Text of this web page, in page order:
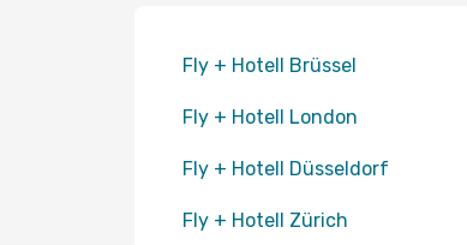
Fly + Hotell Brüssel
Fly + Hotell London
Fly + Hotell Düsseldorf
Fly + Hotell Zürich